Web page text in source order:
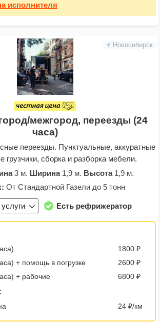
исполнителя
Новосибирск
межгород, переезды (24
часа)
переезды. Пунктуальные, аккуратные
грузчики, сборка и разборка мебели.
3 м. Ширина1,9 м. Высота1,9 м.
От Стандартной Газели до 5 тонн
Есть рефрижератор
1800 ₽
+ помощь в погрузке
2600 ₽
+ рабочие
6800 ₽
24 ₽/км